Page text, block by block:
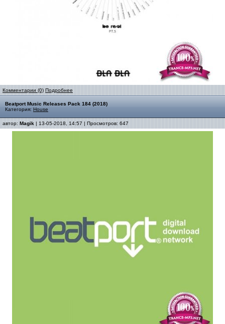
Комментарии (0) Подробнее
Beatport Music Releases Pack 184 (2018)
Категория: House
автор: Magik | 13-05-2018, 14:57 | Просмотров: 647